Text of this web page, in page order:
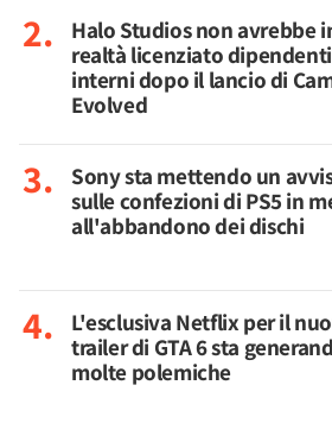
Halo Studios non avrebbe
realtà licenziato dipendenti
interni dopo il lancio di
Evolved
Sony sta mettendo un
sulle confezioni di PS5 in
all'abbandono dei dischi
L'esclusiva Netflix per il
trailer di GTA 6 sta
molte polemiche